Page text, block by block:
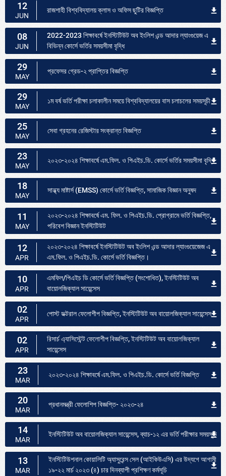
12
JUN
রাজশাহী বিশ্ববিদ্যালয় ক্লাস ও অফিস ছুটির বিজ্ঞপ্তি
08
JUN
2022-2023 শিক্ষাবর্ষে ইনস্টিটিউট অব ইংলিশ এন্ড আদার ল্যাংগুয়েজ এ
বিভিন্ন কোর্সে ভর্তির সময়সীমা বৃদ্ধি
29
MAY
প্রফেসর গ্রেড-২ প্রাপ্তির বিজ্ঞপ্তি
29
MAY
১ম বর্ষ ভর্তি পরীক্ষা চলাকালীন সময়ে বিশ্ববিদ্যালয়ের বাস চলাচলের সময়সূচী
25
MAY
সেবা গ্রহনের রেজিস্টার সংক্রান্ত বিজ্ঞপ্তি
23
MAY
২০২৩-২০২৪ শিক্ষাবর্ষে এম.ফিল. ও পিএইচ.ডি. কোর্সে ভর্তির সময়সীমা বৃদ্ধি
18
MAY
সান্ধ্য মাষ্টার্স (EMSS) কোর্সে ভর্তি বিজ্ঞপ্তি, সামাজিক বিজ্ঞান অনুষদ
11
MAY
২০২৩-২০২৪ শিক্ষাবর্ষে এম. ফিল. ও পিএইচ.ডি. প্রোগ্রামে ভর্তি বিজ্ঞপ্তি,
পরিবেশ বিজ্ঞান ইনস্টিটিউট
12
APR
২০২৩-২০২৪ শিক্ষাবর্ষে ইনস্টিটিউট অব ইংলিশ এন্ড আদার ল্যাংগুয়েজেজ এ
এম.ফিল. ও পিএইচ.ডি. কোর্সে ভর্তি বিজ্ঞপ্তি।
10
APR
এমফিল/পিএইচ ডি কোর্সে ভর্তি বিজ্ঞপ্তি (সংশোধিত), ইনস্টিটিউট অব
বায়োলজিক্যাল সায়েন্সেস
02
APR
পোস্ট ডক্টরাল ফেলোশীপ বিজ্ঞপ্তি, ইনস্টিটিউট অব বায়োলজিক্যাল সায়েন্সেস
02
APR
রিসার্চ এ্যাসিস্টেন্ট ফেলোশীপ বিজ্ঞপ্তি, ইনস্টিটিউট অব বায়োলজিক্যাল
সায়েন্সেস
23
MAR
২০২৩-২০২৪ শিক্ষাবর্ষে এম.ফিল. ও পিএইচ.ডি. কোর্সে ভর্তি বিজ্ঞপ্তি
20
MAR
প্রধানমন্ত্রী ফেলোশিপ বিজ্ঞপ্তি- ২০২৩-২৪
14
MAR
ইনস্টিটিউট অব বায়োলজিক্যাল সায়েন্সেস, ব্যাচ-১২ এর ভর্তি পরীক্ষার সময়সূচি
13
MAR
ইনস্টিটিউশনাল কোয়ালিটি অ্যাসুরেন্স সেল (আইকিউএসি) এর উদ্যগে আগামী
১৯-২২ মার্চ ২০২৩ (৪) চার দিনব্যাপী প্রশিক্ষণ কর্মসূচি